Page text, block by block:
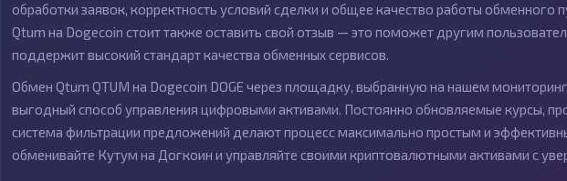
обработки заявок, корректность условий сделки и общее качество работы обменного
Qtum на Dogecoin стоит также оставить свой отзыв — это поможет другим
поддержит высокий стандарт качества обменных сервисов.
Обмен Qtum QTUM на Dogecoin DOGE через площадку, выбранную на нашем
выгодный способ управления цифровыми активами. Постоянно обновляемые курсы,
система фильтрации предложений делают процесс максимально простым и
обменивайте Кутум на Догкоин и управляйте своими криптовалютными активами с